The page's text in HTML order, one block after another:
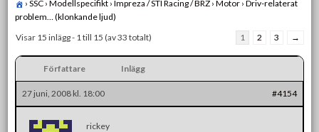
› SSC › Modellspecifikt › Impreza / STI Racing / BRZ › Motor › Driv-relaterat
problem… (klonkande ljud)
Visar 15 inlägg - 1 till 15 (av 33 totalt)
1 2 3 →
Författare Inlägg
27 juni, 2008 kl. 18:00 #4154
rickey